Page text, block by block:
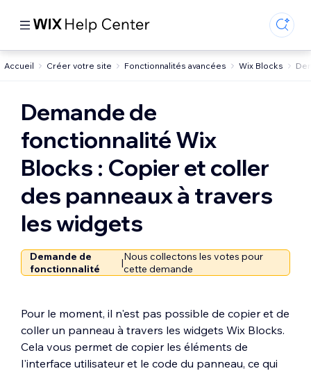
Accueil Créer votre site Fonctionnalités avancées Wix Blocks
Demande de
fonctionnalité Wix
Blocks : Copier et coller
des panneaux à travers
les widgets
Demande de
fonctionnalité
|Nous collectons les votes pour
cette demande
Pour le moment, il n'est pas possible de copier et de
coller un panneau à travers les widgets Wix Blocks.
Cela vous permet de copier les éléments de
l'interface utilisateur et le code du panneau, ce qui